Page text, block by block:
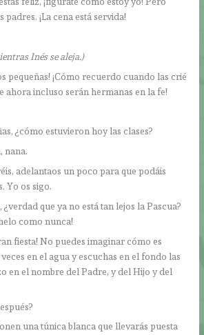
¡La cena está servida!
Inés se aleja.)
pequeñas! ¡Cómo recuerdo cuando las crié
ahora incluso serán hermanas en la fe!
¿cómo estuvieron hoy las clases?
nana.
adelantaos un poco para que podáis
Yo os sigo.
que ya no está tan lejos la Pascua?
como nunca!
fiesta! No puedes imaginar cómo es
en el agua y escuchas en el fondo las
en el nombre del Padre, y del Hijo y del
una túnica blanca que llevarás puesta